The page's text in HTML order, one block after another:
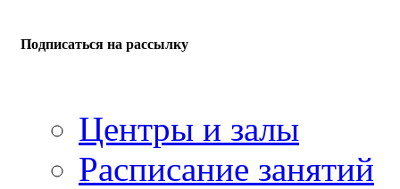
Подписаться на рассылку
Центры и залы
Расписание занятий